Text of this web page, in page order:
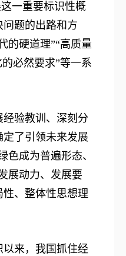
一重要标识性概
题的出路和方
的硬道理”“高质量
必然要求”等一系
验教训、深刻分
了引领未来发展
色成为普遍形态、
展动力、发展要
、整体性思想理
来，我国抓住经